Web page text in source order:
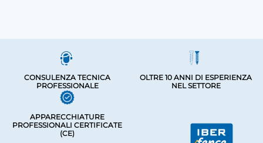
CONSULENZA TECNICA
PROFESSIONALE
OLTRE 10 ANNI DI ESPERIENZA
NEL SETTORE
APPARECCHIATURE
PROFESSIONALI CERTIFICATE
(CE)